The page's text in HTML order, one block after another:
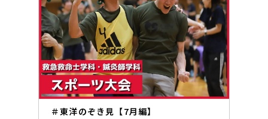
＃東洋のぞき見【7月編】